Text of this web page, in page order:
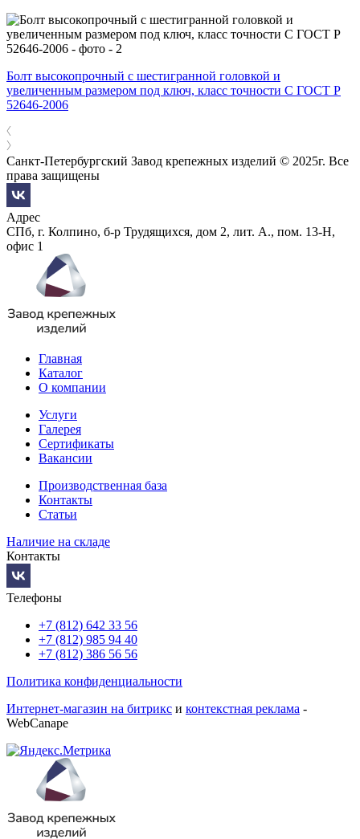
Болт высокопрочный с шестигранной головкой и
увеличенным размером под ключ, класс точности С ГОСТ Р
52646-2006
Санкт-Петербургский Завод крепежных изделий © 2025г. Все
права защищены
Адрес
СПб, г. Колпино, б-р Трудящихся, дом 2, лит. А., пом. 13-Н,
офис 1
Главная
Каталог
О компании
Услуги
Галерея
Сертификаты
Вакансии
Производственная база
Контакты
Статьи
Наличие на складе
Контакты
Телефоны
+7 (812) 642 33 56
+7 (812) 985 94 40
+7 (812) 386 56 56
Политика конфиденциальности
Интернет-магазин на битрикс и контекстная реклама -
WebCanape